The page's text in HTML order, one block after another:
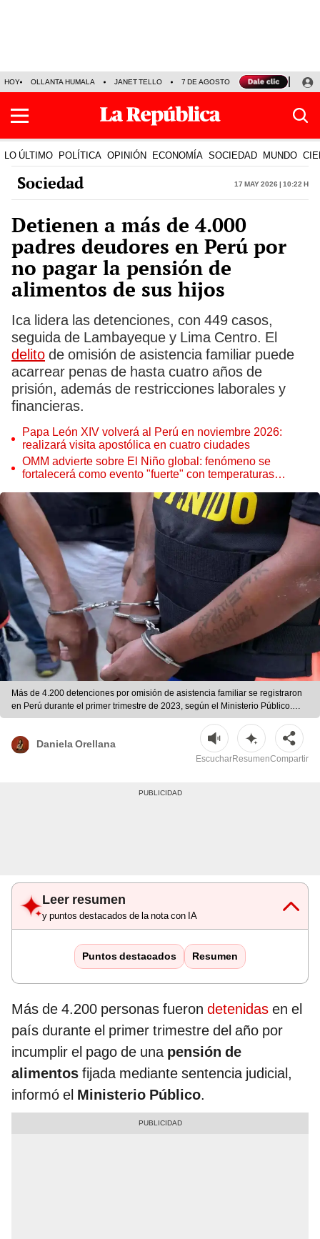
HOY OLLANTA HUMALA JANET TELLO 7 DE AGOSTO TINKA RESULTADOS
LO ÚLTIMO POLÍTICA OPINIÓN ECONOMÍA SOCIEDAD MUNDO
Sociedad 17 May 2026 | 10:22 h
Detienen a más de 4.000
padres deudores en Perú por
no pagar la pensión de
alimentos de sus hijos
Ica lidera las detenciones, con 449 casos,
seguida de Lambayeque y Lima Centro. El
delito de omisión de asistencia familiar puede
acarrear penas de hasta cuatro años de
prisión, además de restricciones laborales y
financieras.
Papa León XIV volverá al Perú en noviembre 2026:
realizará visita apostólica en cuatro ciudades
OMM advierte sobre El Niño global: fenómeno se
fortalecerá como evento "fuerte" con temperaturas
Más de 4.200 detenciones por omisión de asistencia familiar se registraron
en Perú durante el primer trimestre de 2023, según el Ministerio Público.
Este delito conlleva penas de hasta cuatro años de prisión. | Andina
Daniela Orellana
EscucharResumenCompartir
Leer resumen
y puntos destacados de la nota con IA
Puntos destacados Resumen
Más de 4.200 personas fueron detenidas en el
país durante el primer trimestre del año por
incumplir el pago de una pensión de
alimentos fijada mediante sentencia judicial,
informó el Ministerio Público.